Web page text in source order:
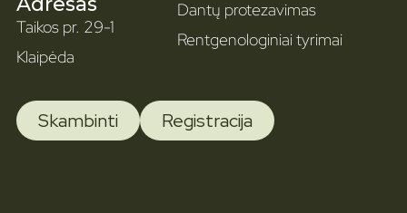
Taikos pr. 29-1
Klaipėda
Dantų protezavimas
Rentgenologiniai tyrimai
Skambinti Registracija